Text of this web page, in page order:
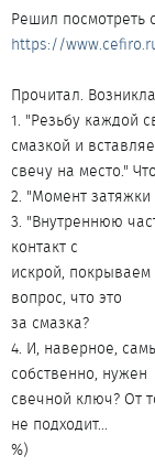
Решил посмотреть
https://
Прочитал.
1. "Резьбу каждой
смазкой и
свечу на место."
2. "Момент
3. "Внутреннюю
контакт с
искрой,
вопрос, что это
за смазка?
4. И, наверное,
собственно, нужен
свечной ключ? От
не подходит...
%)